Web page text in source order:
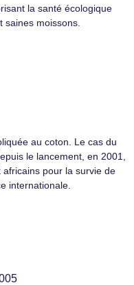
la santé écologique
saines moissons.
au coton. Le cas du
le lancement, en 2001,
pour la survie de
internationale.